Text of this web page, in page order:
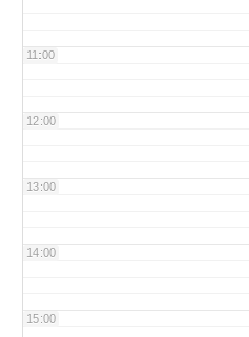
11:00
12:00
13:00
14:00
15:00